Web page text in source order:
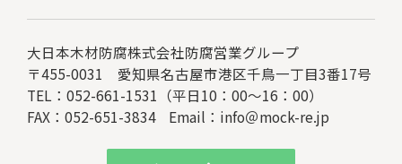
大日本木材防腐株式会社防腐営業グループ
〒455-0031 愛知県名古屋市港区千鳥一丁目3番17号
TEL：052-661-1531（平日10：00～16：00）
FAX：052-651-3834
Email： info＠mock-re.jp